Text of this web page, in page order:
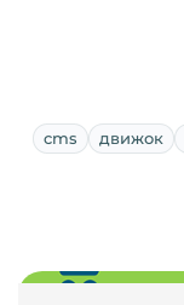
cms движок